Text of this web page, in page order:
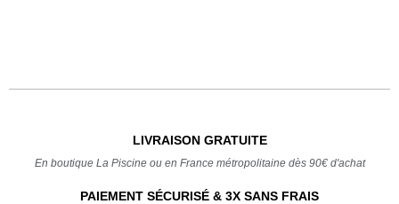
LIVRAISON GRATUITE
En boutique La Piscine ou en France métropolitaine dès 90€ d'achat
PAIEMENT SÉCURISÉ & 3X SANS FRAIS